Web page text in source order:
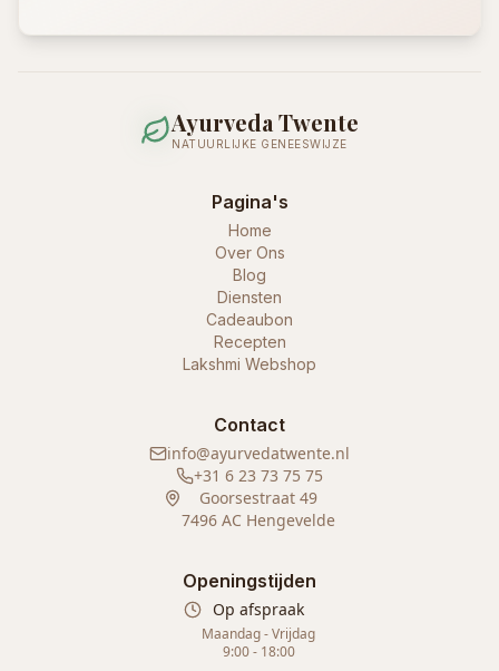
Ayurveda Twente
NATUURLIJKE GENEESWIJZE
Pagina's
Home
Over Ons
Blog
Diensten
Cadeaubon
Recepten
Lakshmi Webshop
Contact
info@ayurvedatwente.nl
+31 6 23 73 75 75
Goorsestraat 49
7496 AC Hengevelde
Openingstijden
Op afspraak
Maandag - Vrijdag
9:00 - 18:00